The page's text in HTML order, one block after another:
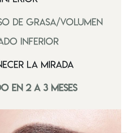
de grasa/volumen
inferior
la mirada
en 2 a 3 meses